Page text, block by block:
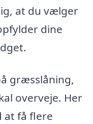
at du vælger
dine
græsslåning,
overveje. Her
at få flere